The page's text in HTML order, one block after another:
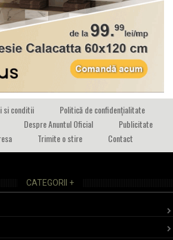
si conditii
Politică de confidențialitate
Despre Anuntul Oficial
Publicitate
Trimite o stire Contact
CATEGORII +